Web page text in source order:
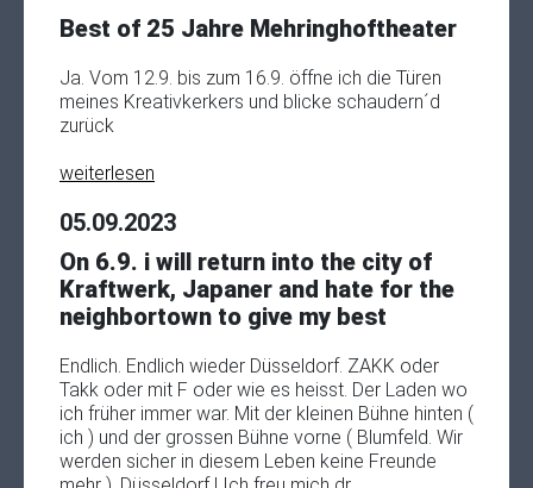
Best of 25 Jahre Mehringhoftheater
Ja. Vom 12.9. bis zum 16.9. öffne ich die Türen
meines Kreativkerkers und blicke schaudern´d
zurück
weiterlesen
05.09.2023
On 6.9. i will return into the city of
Kraftwerk, Japaner and hate for the
neighbortown to give my best
Endlich. Endlich wieder Düsseldorf. ZAKK oder
Takk oder mit F oder wie es heisst. Der Laden wo
ich früher immer war. Mit der kleinen Bühne hinten (
ich ) und der grossen Bühne vorne ( Blumfeld. Wir
werden sicher in diesem Leben keine Freunde